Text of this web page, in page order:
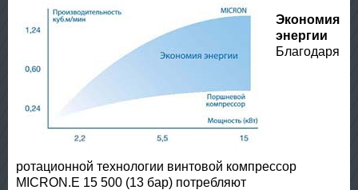
Экономия
энергии
Благодаря
ротационной технологии винтовой компрессор
MICRON.E 15 500 (13 бар) потребляют